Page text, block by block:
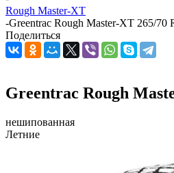
Rough Master-XT
-Greentrac Rough Master-XT 265/70
Поделиться
Greentrac Rough
нешипованная
Летние